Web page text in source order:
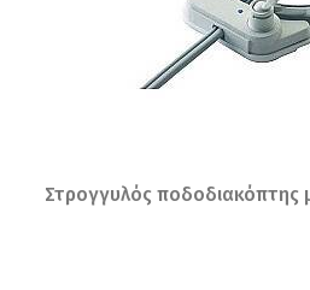
Στρογγυλός ποδοδιακόπτης